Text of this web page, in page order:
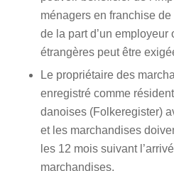
ménagers en franchise
de la part d’un employeur
étrangères peut être
Le propriétaire des
enregistré comme
danoises (Folkeregister)
et les marchandises
les 12 mois suivant
marchandises.